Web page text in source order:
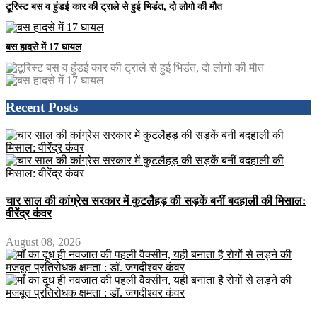
टूरिस्ट बस व हुंडई कार की ट्राले से हुई भिडंत, दो लोगो की मौत
बस हादसे में 17 घायल
Recent Posts
चार साल की कांग्रेस सरकार में कुटलैहड़ की सड़कें बनीं बदहाली की मिसाल:
वीरेंद्र कंवर
August 08, 2026